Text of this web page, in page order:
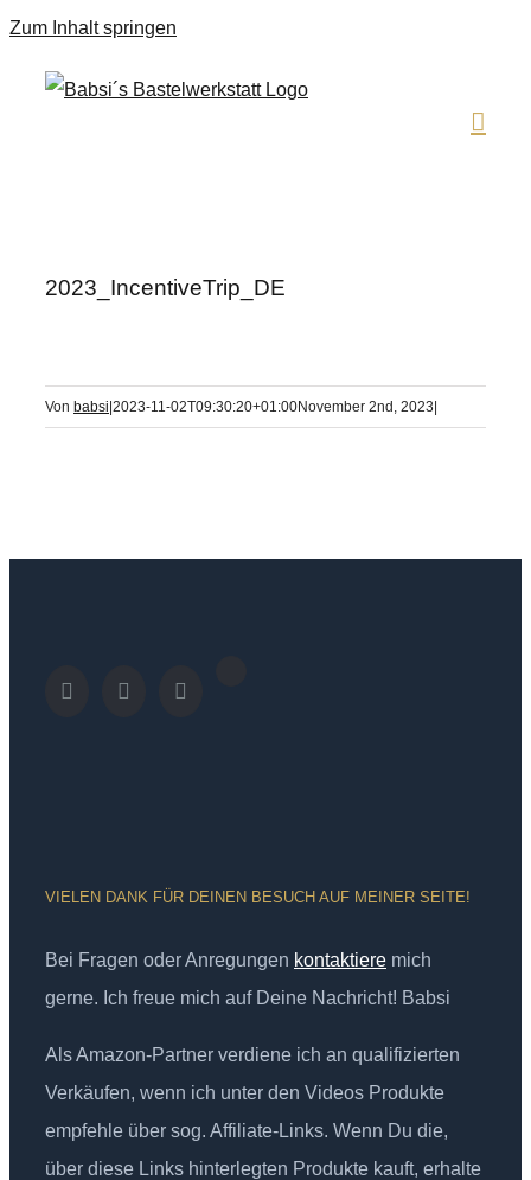
Zum Inhalt springen
2023_IncentiveTrip_DE
Von babsi 2023-11-02T09:30:20+01:00November 2nd, 2023
VIELEN DANK FÜR DEINEN BESUCH AUF MEINER SEITE!
Bei Fragen oder Anregungen kontaktiere mich
gerne. Ich freue mich auf Deine Nachricht! Babsi
Als Amazon-Partner verdiene ich an qualifizierten
Verkäufen, wenn ich unter den Videos Produkte
empfehle über sog. Affiliate-Links. Wenn Du die,
über diese Links hinterlegten Produkte kauft, erhalte